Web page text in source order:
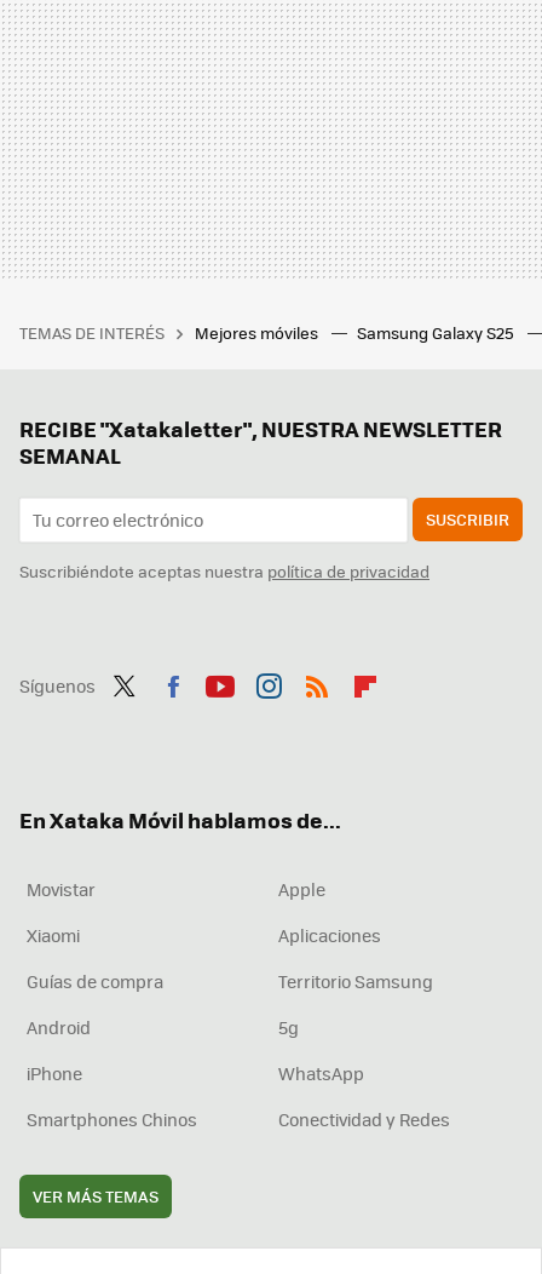
TEMAS DE INTERÉS Mejores móviles Samsung Galaxy S25
RECIBE "Xatakaletter", NUESTRA NEWSLETTER
SEMANAL
SUSCRIBIR
Suscribiéndote aceptas nuestra política de privacidad
Síguenos
En Xataka Móvil hablamos de...
Movistar
Apple
Xiaomi
Aplicaciones
Guías de compra
Territorio Samsung
Android
5g
iPhone
WhatsApp
Smartphones Chinos
Conectividad y Redes
VER MÁS TEMAS